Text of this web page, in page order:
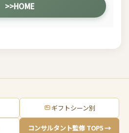
>>HOME
ギフトシーン別
コンサルタント監修 TOP5 →